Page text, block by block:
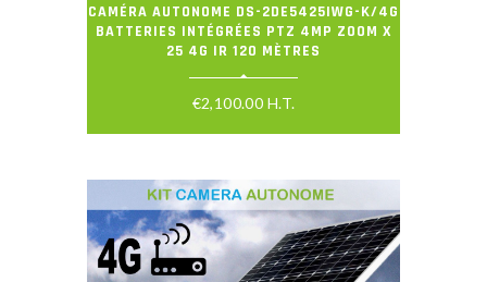
CAMÉRA AUTONOME DS-2DE5425IWG-K/4G
BATTERIES INTÉGRÉES PTZ 4MP ZOOM X
25 4G IR 120 MÈTRES
€2,100.00 H.T.